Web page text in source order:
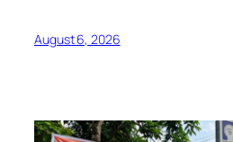
August 6, 2026